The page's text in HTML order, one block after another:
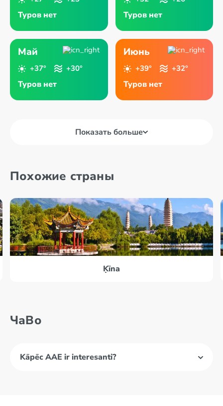
Туров нет Туров нет
Май
+37° +30°
Туров нет
Июнь
+39° +32°
Туров нет
Показать больше
Похожие страны
Ķīna
ЧаВо
Kāpēc AAE ir interesanti?